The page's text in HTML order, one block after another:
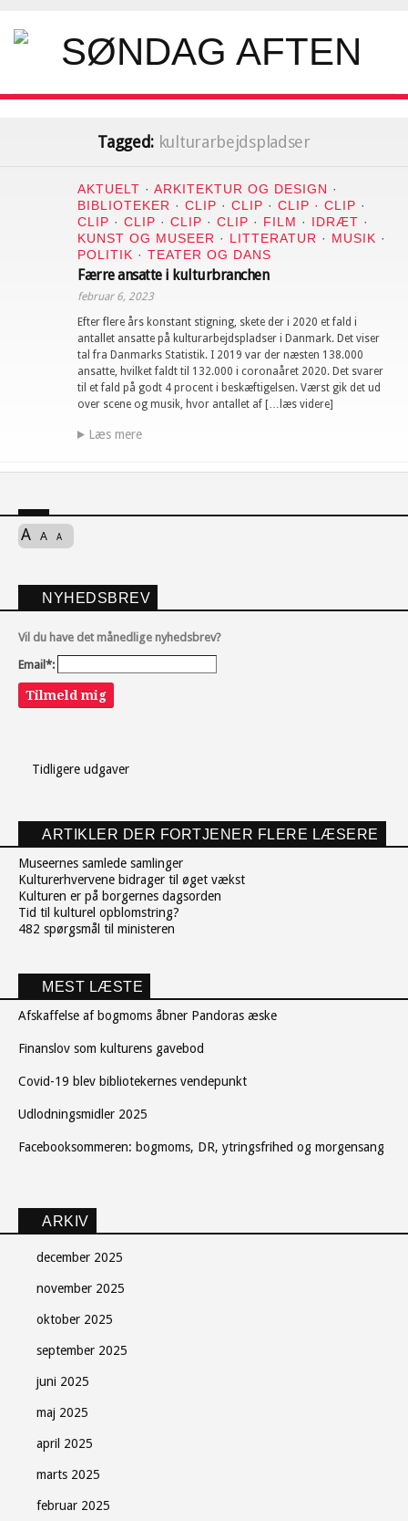
Tagged: kulturarbejdspladser
AKTUELT · ARKITEKTUR OG DESIGN ·
BIBLIOTEKER · CLIP · CLIP · CLIP · CLIP ·
CLIP · CLIP · CLIP · CLIP · FILM · IDRÆT ·
KUNST OG MUSEER · LITTERATUR · MUSIK ·
POLITIK · TEATER OG DANS
Færre ansatte i kulturbranchen
februar 6, 2023
Efter flere års konstant stigning, skete der i 2020 et fald i
antallet ansatte på kulturarbejdspladser i Danmark. Det viser
tal fra Danmarks Statistik. I 2019 var der næsten 138.000
ansatte, hvilket faldt til 132.000 i coronaåret 2020. Det svarer
til et fald på godt 4 procent i beskæftigelsen. Værst gik det ud
over scene og musik, hvor antallet af […læs videre]
Læs mere
A A A
NYHEDSBREV
Vil du have det månedlige nyhedsbrev?
Email*:
Tilmeld mig
Tidligere udgaver
ARTIKLER DER FORTJENER FLERE LÆSERE
Museernes samlede samlinger
Kulturerhvervene bidrager til øget vækst
Kulturen er på borgernes dagsorden
Tid til kulturel opblomstring?
482 spørgsmål til ministeren
MEST LÆSTE
Afskaffelse af bogmoms åbner Pandoras æske
Finanslov som kulturens gavebod
Covid-19 blev bibliotekernes vendepunkt
Udlodningsmidler 2025
Facebooksommeren: bogmoms, DR, ytringsfrihed og morgensang
ARKIV
december 2025
november 2025
oktober 2025
september 2025
juni 2025
maj 2025
april 2025
marts 2025
februar 2025